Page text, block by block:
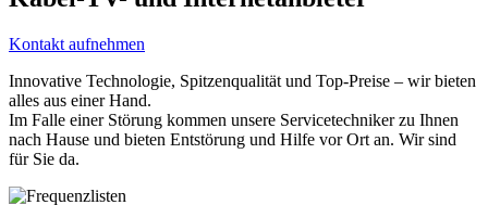
Kontakt aufnehmen
Innovative Technologie, Spitzenqualität und Top-Preise – wir bieten
alles aus einer Hand.
Im Falle einer Störung kommen unsere Servicetechniker zu Ihnen
nach Hause und bieten Entstörung und Hilfe vor Ort an. Wir sind
für Sie da.